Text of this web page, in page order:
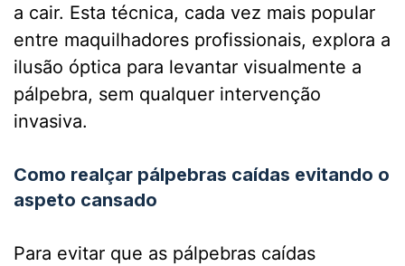
a cair. Esta técnica, cada vez mais popular
entre maquilhadores profissionais, explora a
ilusão óptica para levantar visualmente a
pálpebra, sem qualquer intervenção
invasiva.
Como realçar pálpebras caídas evitando o
aspeto cansado
Para evitar que as pálpebras caídas